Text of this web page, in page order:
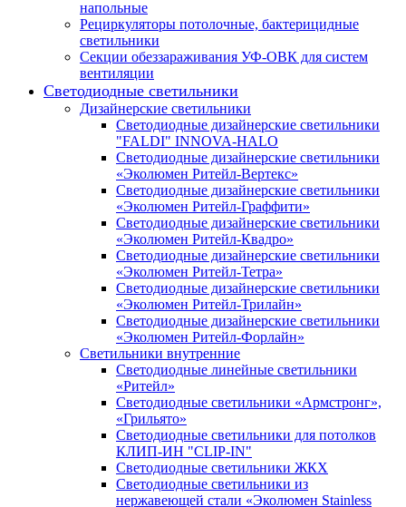
напольные
Рециркуляторы потолочные, бактерицидные
светильники
Секции обеззараживания УФ-ОВК для систем
вентиляции
Светодиодные светильники
Дизайнерские светильники
Светодиодные дизайнерские светильники
"FALDI" INNOVA-HALO
Светодиодные дизайнерские светильники
«Эколюмен Ритейл-Вертекс»
Светодиодные дизайнерские светильники
«Эколюмен Ритейл-Граффити»
Светодиодные дизайнерские светильники
«Эколюмен Ритейл-Квадро»
Светодиодные дизайнерские светильники
«Эколюмен Ритейл-Тетра»
Светодиодные дизайнерские светильники
«Эколюмен Ритейл-Трилайн»
Светодиодные дизайнерские светильники
«Эколюмен Ритейл-Форлайн»
Светильники внутренние
Светодиодные линейные светильники
«Ритейл»
Светодиодные светильники «Армстронг»,
«Грильято»
Светодиодные светильники для потолков
КЛИП-ИН "CLIP-IN"
Светодиодные светильники ЖКХ
Светодиодные светильники из
нержавеющей стали «Эколюмен Stainless